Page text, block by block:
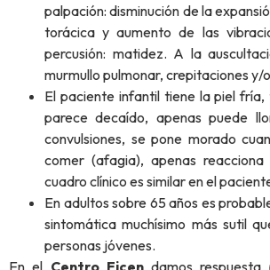
palpación: disminución de la
torácica y aumento de las
percusión: matidez. A la
murmullo pulmonar, crepitaciones y/
El paciente infantil tiene la piel fría,
parece decaído, apenas puede
convulsiones, se pone morado
comer (afagia), apenas
cuadro clínico es similar en el
En adultos sobre 65 años es
sintomática muchísimo más sutil
personas jóvenes.